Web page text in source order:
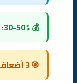
💰 30-50%:
🎯 3 أضعاف: